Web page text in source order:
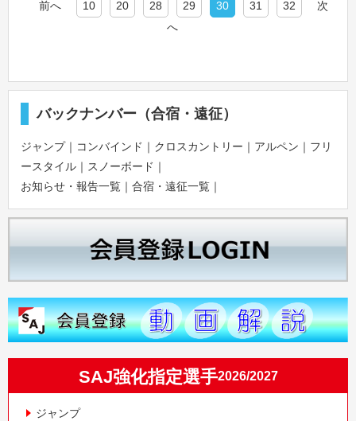
前へ 10 20 28 29 30 31 32
次
へ
バックナンバー（合宿・遠征）
ジャンプ｜ コンバインド ｜ クロスカントリー ｜ アルペン ｜ フリ
ースタイル ｜ スノーボード ｜
お知らせ・報告一覧 ｜ 合宿・遠征一覧 ｜
SAJ強化指定選手2026/2027
ジャンプ